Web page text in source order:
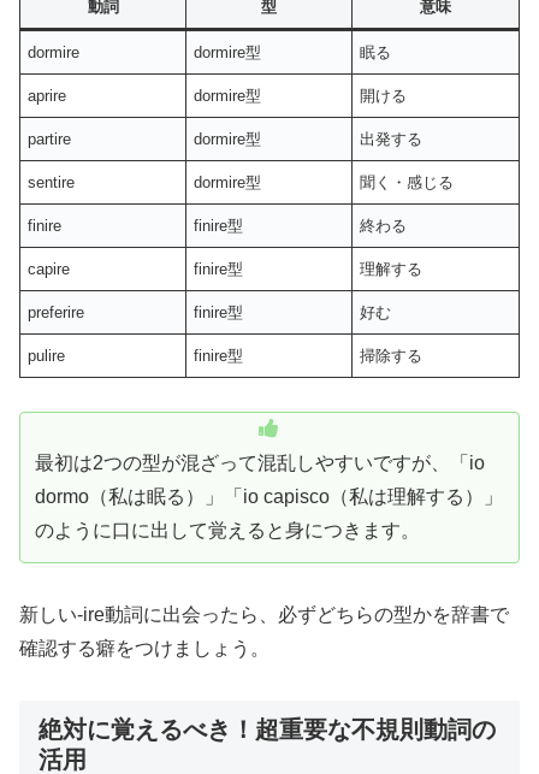
動詞 型 意味
dormire dormire型 眠る
aprire dormire型 開ける
partire dormire型 出発する
sentire dormire型 聞く・感じる
finire finire型 終わる
capire finire型 理解する
preferire finire型 好む
pulire finire型 掃除する
最初は2つの型が混ざって混乱しやすいですが、「io
dormo（私は眠る）」「io capisco（私は理解する）」
のように口に出して覚えると身につきます。
新しい-ire動詞に出会ったら、必ずどちらの型かを辞書で
確認する癖をつけましょう。
絶対に覚えるべき！超重要な不規則動詞の
活用